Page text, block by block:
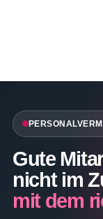
Gute
nicht im
mit dem